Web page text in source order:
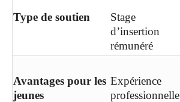
Type de soutien
Stage
d’insertion
rémunéré
Avantages pour les
jeunes
Expérience
professionnelle